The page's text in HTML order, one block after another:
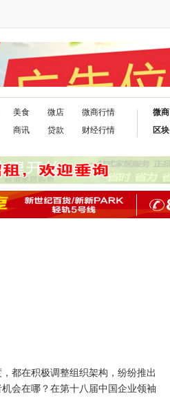
美食
商讯
微店
贷款
微商行情
财经行情
微商
区块
都在积极调整组织架构，纷纷推出
会在哪？在第十八届中国企业领袖